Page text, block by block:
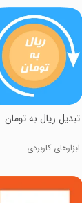
تبدیل ریال به تومان
ابزارهای کاربردی